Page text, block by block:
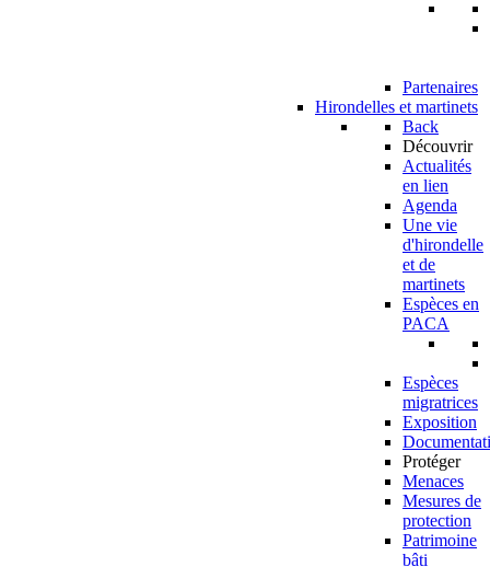
Partenaires
Hirondelles et martinets
Back
Découvrir
Actualités
en lien
Agenda
Une vie
d'hirondelle
et de
martinets
Espèces en
PACA
Espèces
migratrices
Exposition
Protéger
Menaces
Mesures de
protection
Patrimoine
bâti